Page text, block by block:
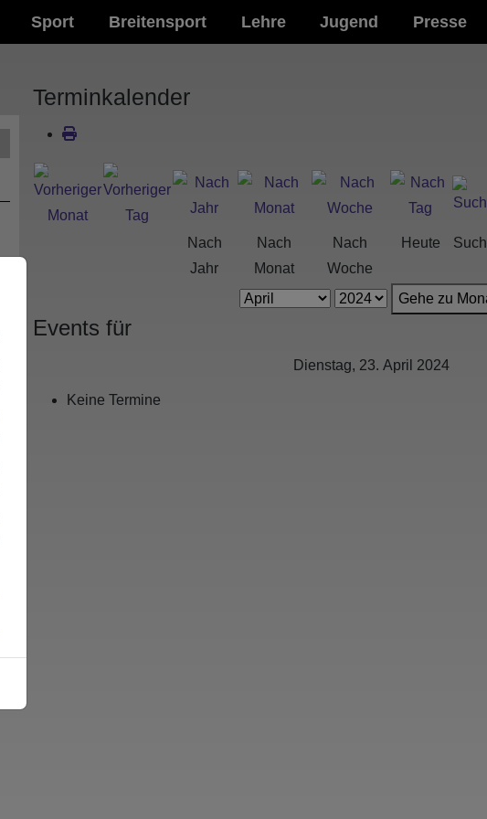
Sport Breitensport Lehre Jugend Presse
Terminkalender
Nach
Jahr
Nach
Monat
Nach
Woche
Heute
Gehe zu
Events für
Dienstag, 23. April 2024
Keine Termine